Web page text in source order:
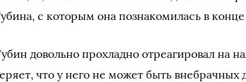
с которым она познакомилась в
довольно прохладно отреагировал на
что у него не может быть внебрачных